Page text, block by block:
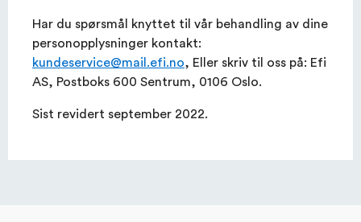
Har du spørsmål knyttet til vår behandling av dine
personopplysninger kontakt:
kundeservice@mail.efi.no, Eller skriv til oss på: Efi
AS, Postboks 600 Sentrum, 0106 Oslo.
Sist revidert september 2022.